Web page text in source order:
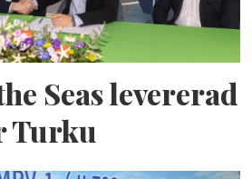
Seas levererad
Turku